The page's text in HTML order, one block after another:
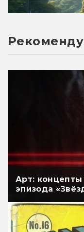
Арт: концепты
эпизода